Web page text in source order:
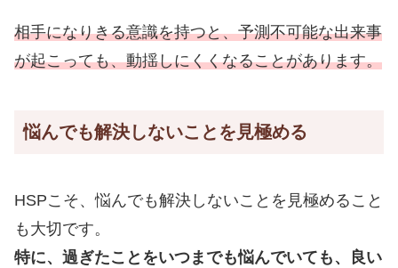
相手になりきる意識を持つと、予測不可能な出来事
が起こっても、動揺しにくくなることがあります。
悩んでも解決しないことを見極める
HSPこそ、悩んでも解決しないことを見極めること
も大切です。
特に、過ぎたことをいつまでも悩んでいても、良い